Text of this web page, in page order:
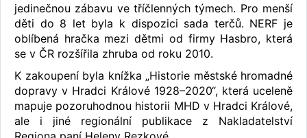
jedinečnou zábavu ve tříčlenných týmech. Pro menší
děti do 8 let byla k dispozici sada terčů. NERF je
oblíbená hračka mezi dětmi od firmy Hasbro, která
se v ČR rozšířila zhruba od roku 2010.
K zakoupení byla knížka „Historie městské hromadné
dopravy v Hradci Králové 1928–2020“, která uceleně
mapuje pozoruhodnou historii MHD v Hradci Králové,
ale i jiné regionální publikace z Nakladatelství